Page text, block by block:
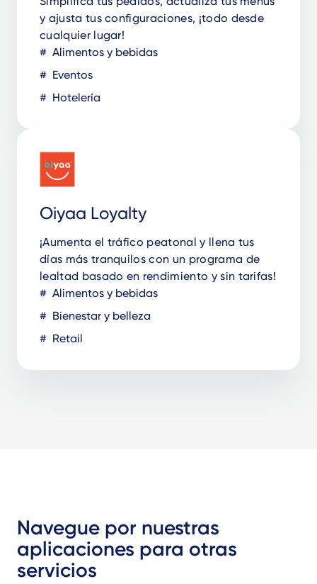
y ajusta tus configuraciones, ¡todo desde
cualquier lugar!
Alimentos y bebidas
Eventos
Hotelería
Oiyaa Loyalty
¡Aumenta el tráfico peatonal y llena tus
días más tranquilos con un programa de
lealtad basado en rendimiento y sin tarifas!
Alimentos y bebidas
Bienestar y belleza
Retail
Navegue por nuestras
aplicaciones para otras
servicios